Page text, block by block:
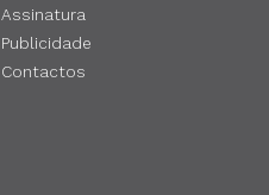
Assinatura
Publicidade
Contactos